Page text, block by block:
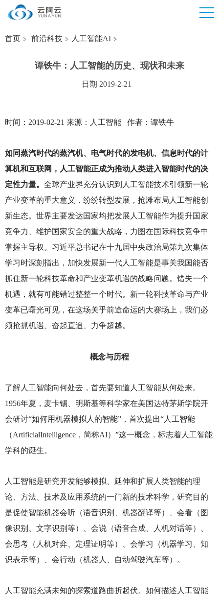
首页 前沿科技 人工智能AI
谭铁牛：人工智能的历史、现状和未来
日期 2019-2-21
时间：2019-02-21 来源：人工智能 作者：谭铁牛
如同蒸汽时代的蒸汽机、电气时代的发电机、信息时代的计
算机和互联网，人工智能正成为推动人类进入智能时代的决
定性力量。 全球产业界充分认识到人工智能技术引领新一轮
产业变革的重大意义，纷纷转型发展，抢滩布局人工智能创
新生态。世界主要发达国家均把发展人工智能作为提升国家
竞争力、维护国家安全的重大战略，力图在国际科技竞争中
掌握主导权。习近平总书记在十九届中央政治局第九次集体
学习时深刻指出，加快发展新一代人工智能是事关我国能否
抓住新一轮科技革命和产业变革机遇的战略问题。错失一个
机遇，就有可能错过整整一个时代。新一轮科技革命与产业
变革已曙光可见，在这场关乎前途命运的大赛场上，我们必
须抢抓机遇、奋起直追、力争超越。
概念与历程
了解人工智能向何处去，首先要知道人工智能从何处来。
1956年夏，麦卡锡、明斯基等科学家在美国达特茅斯学院开
会研讨“如何用机器模拟人的智能”，首次提出“人工智能
（ArtificialIntelligence，简称AI）”这一概念，标志着人工智能
学科的诞生。
人工智能是研究开发能够模拟、延伸和扩展人类智能的理
论、方法、技术及应用系统的一门新的技术科学，研究目的
是促使智能机器会听（语音识别、机器翻译等）、会看（图
像识别、文字识别等）、会说（语音合成、人机对话等）、
会思考（人机对弈、定理证明等）、会学习（机器学习、知
识表示等）、会行动（机器人、自动驾驶汽车等）。
人工智能充满未知的探索道路曲折起伏。如何描述人工智能